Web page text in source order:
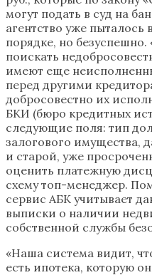
могут подать в суд на
агентство уже пыталось
порядке, но безуспешно.
поискать
имеют еще
перед другими
добросовестно их
БКИ (бюро кредитных
следующие поля: тип
залогового имущества,
и старой, уже
оценить платежную
схему топ-менеджер.
сервис АБК учитывает
выписки о наличии
собственной службы
«Наша система видит,
есть ипотека, которую